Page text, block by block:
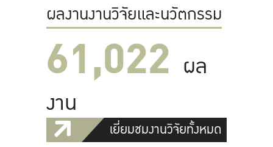
ผลงานงานวิจัยและนวัตกรรม
61,022 ผล
งาน
เยี่ยมชมงานวิจัยทั้งหมด